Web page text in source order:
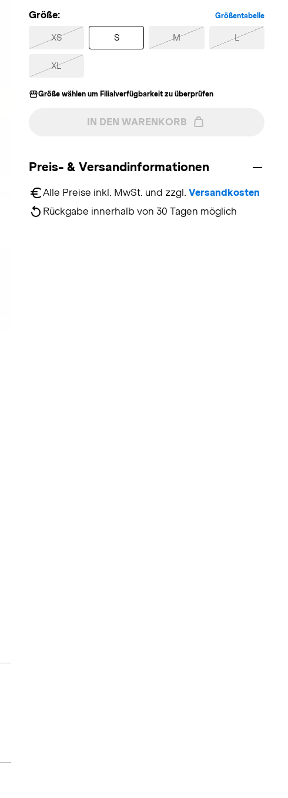
Größe: Größentabelle
XS S M L
XL
Größe wählen um Filialverfügbarkeit zu überprüfen
IN DEN WARENKORB
Preis- & Versandinformationen
Alle Preise inkl. MwSt. und zzgl. Versandkosten
Rückgabe innerhalb von 30 Tagen möglich